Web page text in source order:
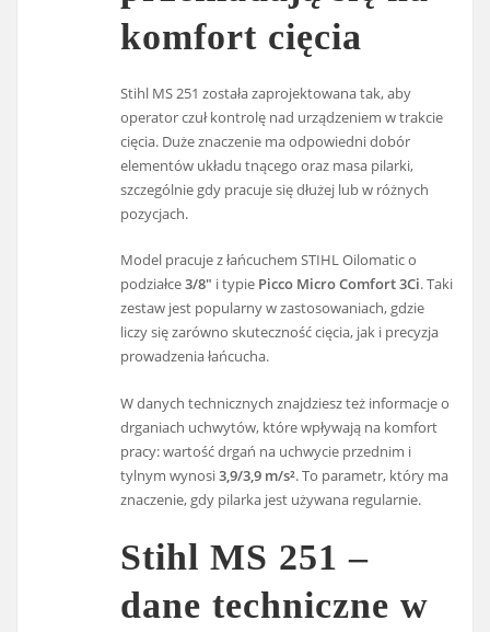
komfort cięcia
Stihl MS 251 została zaprojektowana tak, aby
operator czuł kontrolę nad urządzeniem w trakcie
cięcia. Duże znaczenie ma odpowiedni dobór
elementów układu tnącego oraz masa pilarki,
szczególnie gdy pracuje się dłużej lub w różnych
pozycjach.
Model pracuje z łańcuchem STIHL Oilomatic o
podziałce3/8″ i typie Picco Micro Comfort 3Ci. Taki
zestaw jest popularny w zastosowaniach, gdzie
liczy się zarówno skuteczność cięcia, jak i precyzja
prowadzenia łańcucha.
W danych technicznych znajdziesz też informacje o
drganiach uchwytów, które wpływają na komfort
pracy: wartość drgań na uchwycie przednim i
tylnym wynosi3,9/3,9 m/s². To parametr, który ma
znaczenie, gdy pilarka jest używana regularnie.
Stihl MS 251 –
dane techniczne w